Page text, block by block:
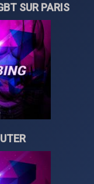
SUR PARIS